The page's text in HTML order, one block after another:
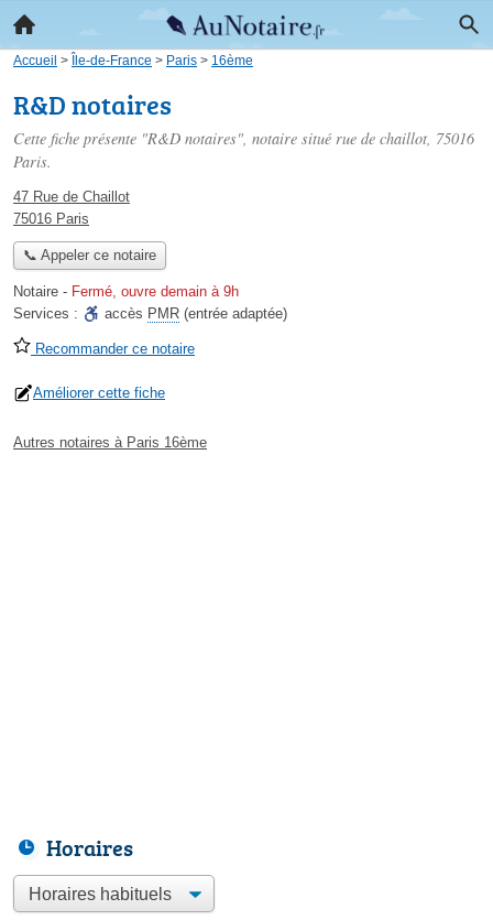
Accueil > Île-de-France > Paris > 16ème
R&D notaires
Cette fiche présente "R&D notaires", notaire situé rue de chaillot, 75016
Paris.
47 Rue de Chaillot
75016 Paris
📞 Appeler ce notaire
Notaire - Fermé, ouvre demain à 9h
Services :
accès PMR (entrée adaptée)
Recommander ce notaire
Améliorer cette fiche
Autres notaires à Paris 16ème
Horaires